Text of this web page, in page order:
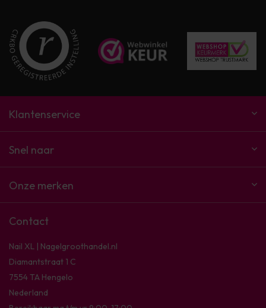
Klantenservice
Snel naar
Onze merken
Contact
Nail XL | Nagelgroothandel.nl
Diamantstraat 1 C
7554 TA Hengelo
Nederland